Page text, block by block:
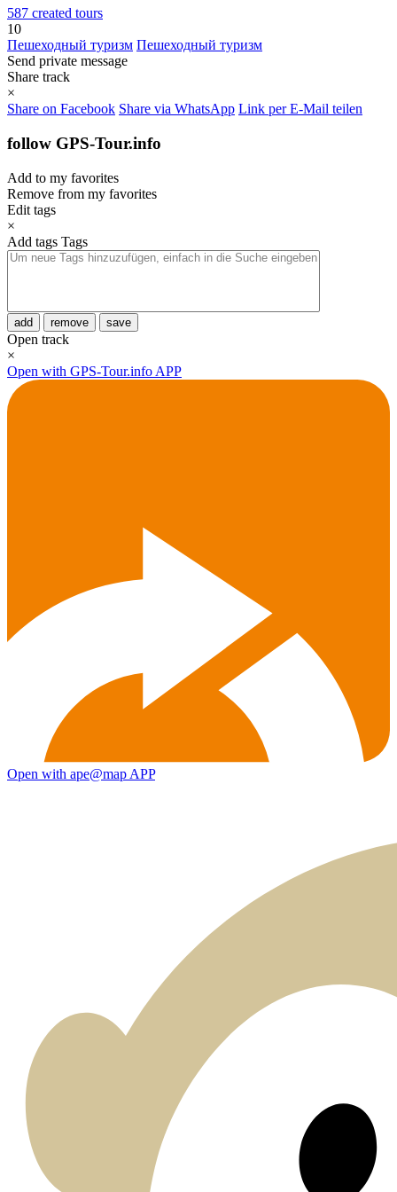
587 created tours
10
Пешеходный туризм Пешеходный туризм
Send private message
Share track
×
Share on Facebook Share via WhatsApp Link per E-Mail teilen
follow GPS-Tour.info
Add to my favorites
Remove from my favorites
Edit tags
×
Add tags Tags
add remove save
Open track
×
Open with GPS-Tour.info APP
Open with ape@map APP